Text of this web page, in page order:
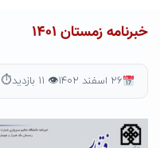
خبرنامه زمستان ۱۴۰۱
۲۶ اسفند ۱۴۰۲ 👁 ۱۱ بازدید ⏱ ۱ دقیقه مطالعه